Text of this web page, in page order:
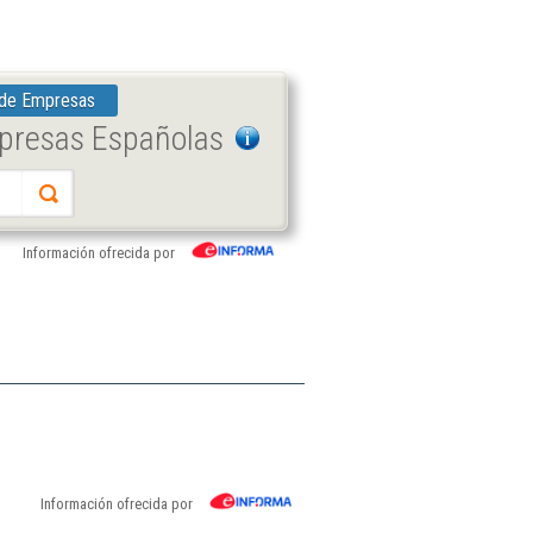
Empresas
Españolas
Información ofrecida por
Información ofrecida por